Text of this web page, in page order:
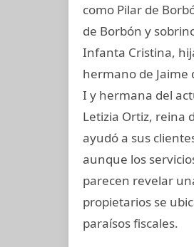
como Pilar de
de Borbón y
Infanta Cristina,
hermano de Jaime
I y hermana del
Letizia Ortiz, reina
ayudó a sus
aunque los
parecen revelar
propietarios se
paraísos fiscales.